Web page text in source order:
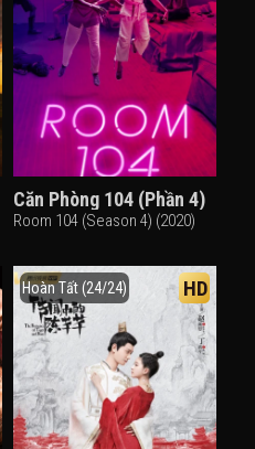
Căn Phòng 104 (Phần 4)
Room 104 (Season 4) (2020)
Hoàn Tất (24/24) HD